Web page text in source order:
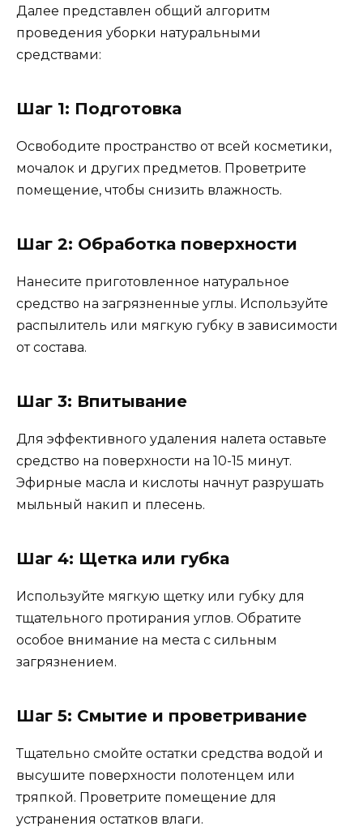
Далее представлен общий алгоритм
проведения уборки натуральными
средствами:
Шаг 1: Подготовка
Освободите пространство от всей косметики,
мочалок и других предметов. Проветрите
помещение, чтобы снизить влажность.
Шаг 2: Обработка поверхности
Нанесите приготовленное натуральное
средство на загрязненные углы. Используйте
распылитель или мягкую губку в зависимости
от состава.
Шаг 3: Впитывание
Для эффективного удаления налета оставьте
средство на поверхности на 10-15 минут.
Эфирные масла и кислоты начнут разрушать
мыльный накип и плесень.
Шаг 4: Щетка или губка
Используйте мягкую щетку или губку для
тщательного протирания углов. Обратите
особое внимание на места с сильным
загрязнением.
Шаг 5: Смытие и проветривание
Тщательно смойте остатки средства водой и
высушите поверхности полотенцем или
тряпкой. Проветрите помещение для
устранения остатков влаги.